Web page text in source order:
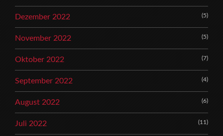
Dezember 2022 (5)
November 2022 (5)
Oktober 2022 (7)
September 2022 (4)
August 2022 (6)
Juli 2022 (11)